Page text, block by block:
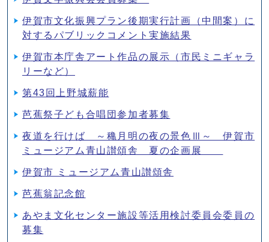
伊賀市文化振興プラン後期実行計画（中間案）に
対するパブリックコメント実施結果
伊賀市本庁舎アート作品の展示（市民ミニギャラ
リーなど）
第43回上野城薪能
芭蕉祭子ども合唱団参加者募集
夜道を行けば ～穐月明の夜の景色Ⅲ～ 伊賀市
ミュージアム青山讃頌舎 夏の企画展
伊賀市 ミュージアム青山讃頌舎
芭蕉翁記念館
あやま文化センター施設等活用検討委員会委員の
募集